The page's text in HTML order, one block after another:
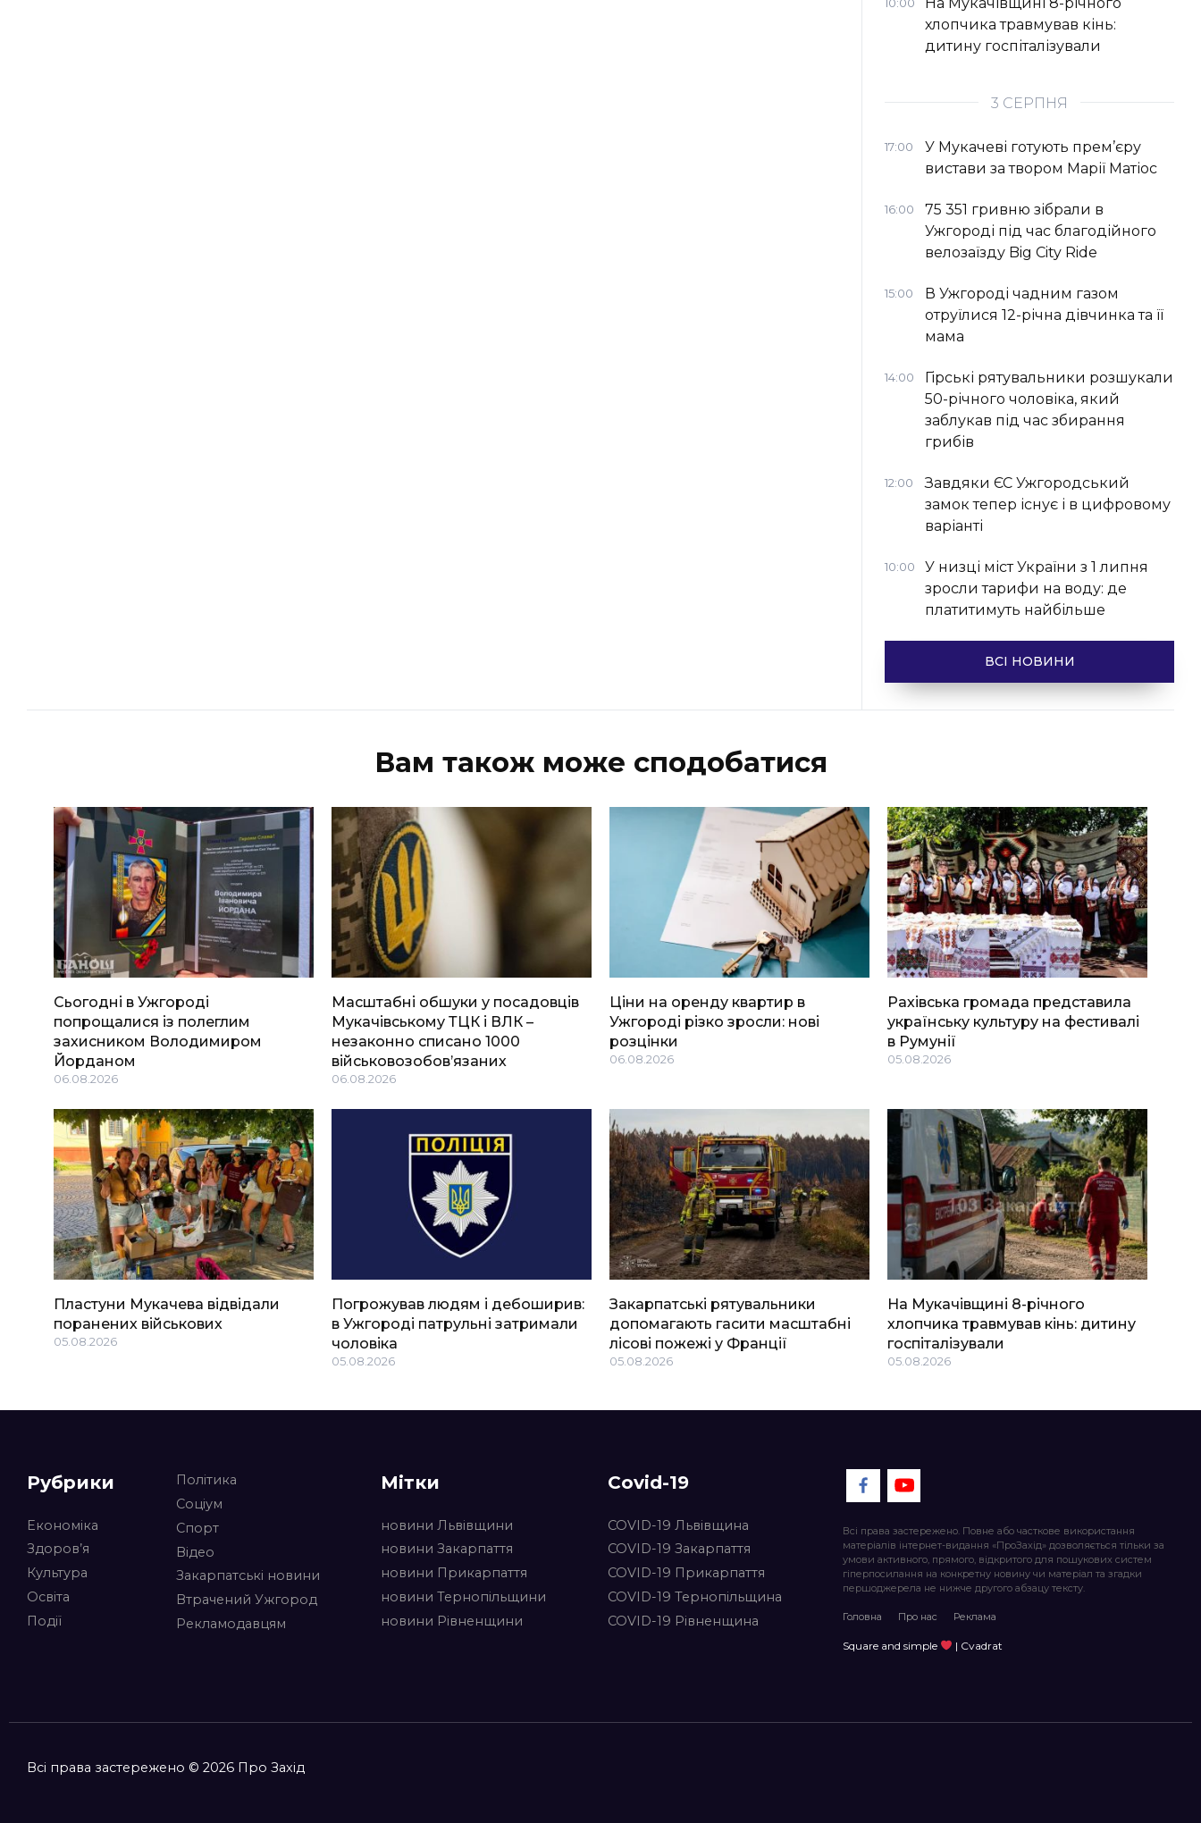
10:00
хлопчика травмував кінь:
дитину госпіталізували
3 СЕРПНЯ
17:00
У Мукачеві готують прем’єру
вистави за твором Марії Матіос
16:00
75 351 гривню зібрали в
Ужгороді під час благодійного
велозаїзду Big Сity Ride
15:00
В Ужгороді чадним газом
отруїлися 12-річна дівчинка та її
мама
14:00
Гірські рятувальники розшукали
50-річного чоловіка, який
заблукав під час збирання
грибів
12:00
Завдяки ЄС Ужгородський
замок тепер існує і в цифровому
варіанті
10:00
У низці міст України з 1 липня
зросли тарифи на воду: де
платитимуть найбільше
ВСІ НОВИНИ
Вам також може сподобатися
Сьогодні в Ужгороді
попрощалися із полеглим
захисником Володимиром
Йорданом
06.08.2026
Масштабні обшуки у посадовців
Мукачівському ТЦК і ВЛК –
незаконно списано 1000
військовозобов’язаних
06.08.2026
Ціни на оренду квартир в
Ужгороді різко зросли: нові
розцінки
06.08.2026
Рахівська громада представила
українську культуру на фестивалі
в Румунії
05.08.2026
Пластуни Мукачева відвідали
поранених військових
05.08.2026
Погрожував людям і дебоширив:
в Ужгороді патрульні затримали
чоловіка
05.08.2026
Закарпатські рятувальники
допомагають гасити масштабні
лісові пожежі у Франції
05.08.2026
На Мукачівщині 8-річного
хлопчика травмував кінь: дитину
госпіталізували
05.08.2026
Рубрики
Економіка
Здоров’я
Культура
Освіта
Події
Політика
Соціум
Спорт
Відео
Закарпатські новини
Втрачений Ужгород
Рекламодавцям
Мітки
новини Львівщини
новини Закарпаття
новини Прикарпаття
новини Тернопільщини
новини Рівненщини
Covid-19
COVID-19 Львівщина
COVID-19 Закарпаття
COVID-19 Прикарпаття
COVID-19 Тернопільщина
COVID-19 Рівненщина
Всі права застережено. Повне або часткове використання
матеріалів інтернет-видання «ПроЗахід» дозволяється тільки за
умови активного, прямого, відкритого для пошукових систем
гіперпосилання на конкретну новину чи матеріал та згадки
першоджерела не нижче другого абзацу тексту.
Головна Про нас Реклама
Square and simple | Cvadrat
Всі права застережено © 2026 Про Захід